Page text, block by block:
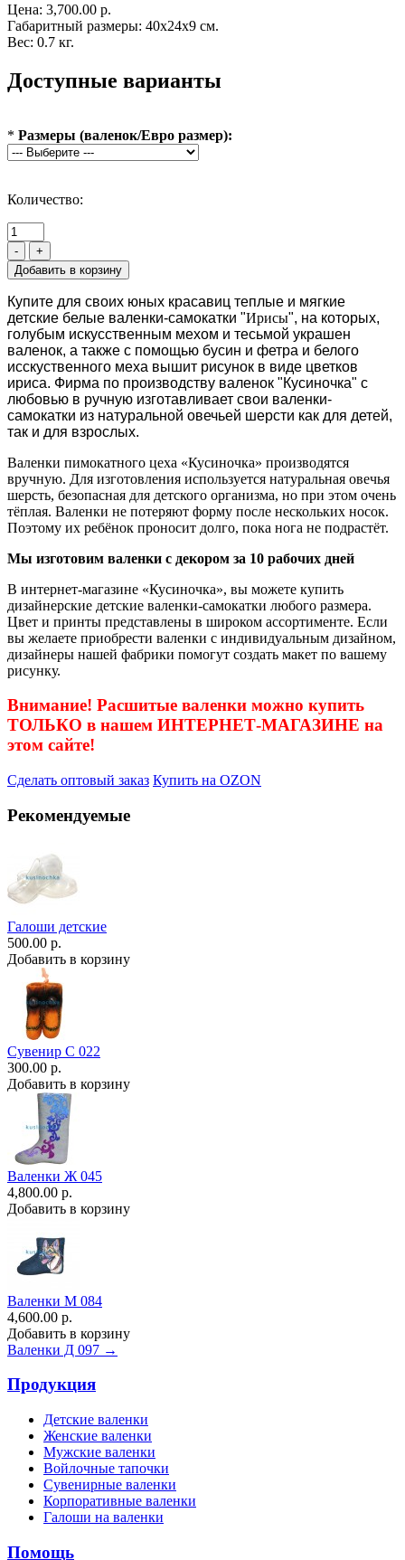
Цена: 3,700.00 р.
Габаритный размеры: 40x24x9 см.
Вес: 0.7 кг.
Доступные варианты
* Размеры (валенок/Евро размер):
Количество:
- +
Купите для своих юных красавиц теплые и мягкие
детские белые валенки-самокатки "Ирисы", на которых,
голубым искусственным мехом и тесьмой украшен
валенок, а также с помощью бусин и фетра и белого
исскуственного меха вышит рисунок в виде цветков
ириса. Фирма по производству валенок "Кусиночка" с
любовью в ручную изготавливает свои валенки-
самокатки из натуральной овечьей шерсти как для детей,
так и для взрослых.
Валенки пимокатного цеха «Кусиночка» производятся
вручную. Для изготовления используется натуральная овечья
шерсть, безопасная для детского организма, но при этом очень
тёплая. Валенки не потеряют форму после нескольких носок.
Поэтому их ребёнок проносит долго, пока нога не подрастёт.
Мы изготовим валенки с декором за 10 рабочих дней
В интернет-магазине «Кусиночка», вы можете купить
дизайнерские детские валенки-самокатки любого размера.
Цвет и принты представлены в широком ассортименте. Если
вы желаете приобрести валенки с индивидуальным дизайном,
дизайнеры нашей фабрики помогут создать макет по вашему
рисунку.
Внимание! Расшитые валенки можно купить
ТОЛЬКО в нашем ИНТЕРНЕТ-МАГАЗИНЕ на
этом сайте!
Сделать оптовый заказ Купить на OZON
Рекомендуемые
Галоши детские
500.00 р.
Добавить в корзину
Сувенир С 022
300.00 р.
Добавить в корзину
Валенки Ж 045
4,800.00 р.
Добавить в корзину
Валенки М 084
4,600.00 р.
Добавить в корзину
Валенки Д 097 →
Продукция
Детские валенки
Женские валенки
Мужские валенки
Войлочные тапочки
Сувенирные валенки
Корпоративные валенки
Галоши на валенки
Помощь